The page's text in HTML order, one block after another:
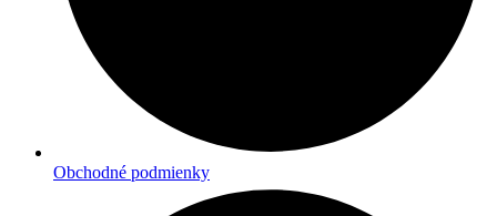
Obchodné podmienky